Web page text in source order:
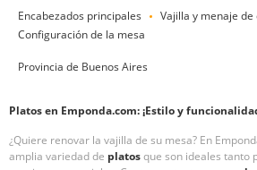
Encabezados principales
Vajilla y menaje de
Configuración de la mesa
Provincia de Buenos Aires
Platos en Emponda.com: ¡Estilo y
¿Quiere renovar la vajilla de su mesa? En
amplia variedad de platosque son ideales tanto